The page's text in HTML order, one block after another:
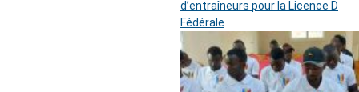
d’entraîneurs pour la Licence D
Fédérale